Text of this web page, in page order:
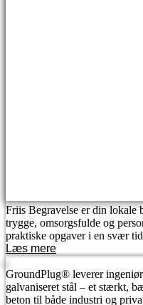
Friis Begravelse er din lokale
trygge, omsorgsfulde og
praktiske opgaver i en svær
Læs mere
GroundPlug® leverer
galvaniseret stål – et stærkt,
beton til både industri og